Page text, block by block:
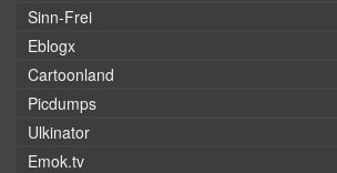
Sinn-Frei
Eblogx
Cartoonland
Picdumps
Ulkinator
Emok.tv